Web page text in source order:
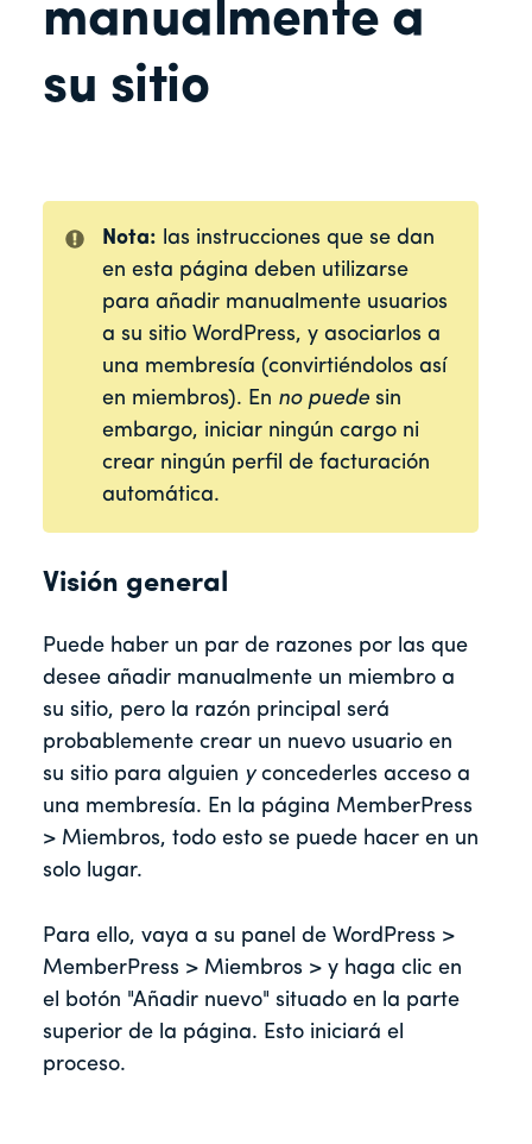
manualmente a
su sitio
Nota: las instrucciones que se dan
en esta página deben utilizarse
para añadir manualmente usuarios
a su sitio WordPress, y asociarlos a
una membresía (convirtiéndolos así
en miembros). En no puede sin
embargo, iniciar ningún cargo ni
crear ningún perfil de facturación
automática.
Visión general
Puede haber un par de razones por las que
desee añadir manualmente un miembro a
su sitio, pero la razón principal será
probablemente crear un nuevo usuario en
su sitio para alguien yconcederles acceso a
una membresía. En la página MemberPress
> Miembros, todo esto se puede hacer en un
solo lugar.
Para ello, vaya a su panel de WordPress >
MemberPress > Miembros > y haga clic en
el botón "Añadir nuevo" situado en la parte
superior de la página. Esto iniciará el
proceso.